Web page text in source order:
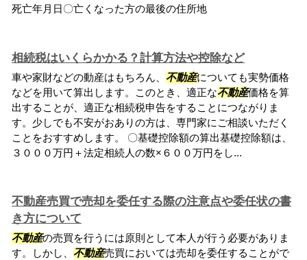
死亡年月日〇亡くなった方の最後の住所地
相続税はいくらかかる？計算方法や控除など
車や家財などの動産はもちろん、 不動産についても実勢価格
などを用いて算出します。このとき、適正な不動産価格を算
出することが、適正な相続税申告をすることにつながりま
す。少しでも不安がおありの方は、専門家にご相談いただく
ことをおすすめします。 〇基礎控除額の算出基礎控除額は、
３０００万円＋法定相続人の数×６００万円をし...
不動産売買で売却を委任する際の注意点や委任状の書
き方について
不動産の売買を行うには原則として本人が行う必要がありま
す。しかし、 不動産売買においては売却を委任することがで